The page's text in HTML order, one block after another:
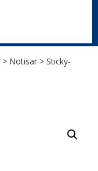
> Notisar > Sticky-